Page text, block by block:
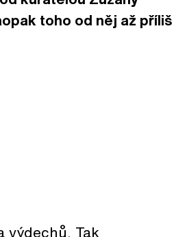
toho od něj až příliš
výdechů. Tak